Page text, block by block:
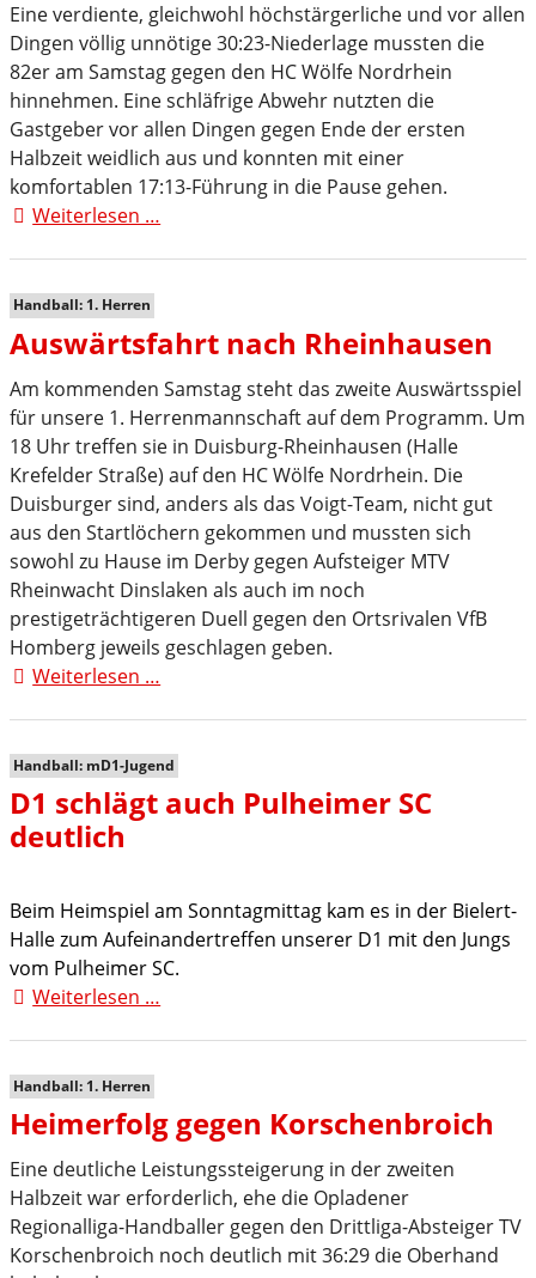
Eine verdiente, gleichwohl höchstärgerliche und vor allen
Dingen völlig unnötige 30:23-Niederlage mussten die
82er am Samstag gegen den HC Wölfe Nordrhein
hinnehmen. Eine schläfrige Abwehr nutzten die
Gastgeber vor allen Dingen gegen Ende der ersten
Halbzeit weidlich aus und konnten mit einer
komfortablen 17:13-Führung in die Pause gehen.
Weiterlesen …
Handball: 1. Herren
Auswärtsfahrt nach Rheinhausen
Am kommenden Samstag steht das zweite Auswärtsspiel
für unsere 1. Herrenmannschaft auf dem Programm. Um
18 Uhr treffen sie in Duisburg-Rheinhausen (Halle
Krefelder Straße) auf den HC Wölfe Nordrhein. Die
Duisburger sind, anders als das Voigt-Team, nicht gut
aus den Startlöchern gekommen und mussten sich
sowohl zu Hause im Derby gegen Aufsteiger MTV
Rheinwacht Dinslaken als auch im noch
prestigeträchtigeren Duell gegen den Ortsrivalen VfB
Homberg jeweils geschlagen geben.
Weiterlesen …
Handball: mD1-Jugend
D1 schlägt auch Pulheimer SC
deutlich
Beim Heimspiel am Sonntagmittag kam es in der Bielert-
Halle zum Aufeinandertreffen unserer D1 mit den Jungs
vom Pulheimer SC.
Weiterlesen …
deutlich
Handball: 1. Herren
Heimerfolg gegen Korschenbroich
Eine deutliche Leistungssteigerung in der zweiten
Halbzeit war erforderlich, ehe die Opladener
Regionalliga-Handballer gegen den Drittliga-Absteiger TV
Korschenbroich noch deutlich mit 36:29 die Oberhand